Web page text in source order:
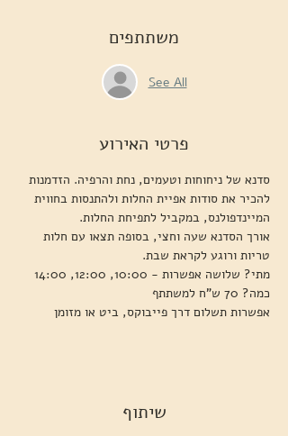
משתתפים
See All
פרטי האירוע
סדנא של ניחוחות וטעמים, נחת והרפיה. הזדמנות
להכיר את סודות אפיית החלות ולהתנסות בחווית
המיינדפולנס, במקביל לתפיחת החלות.
אורך הסדנא שעה וחצי, בסופה תצאו עם חלות
טריות ורוגע לקראת שבת.
מתי? שלושה אפשרות - 10:00, 12:00, 14:00
כמה? 70 ש"ח למשתתף
אפשרות תשלום דרך פייבוקס, ביט או מזומן
שיתוף